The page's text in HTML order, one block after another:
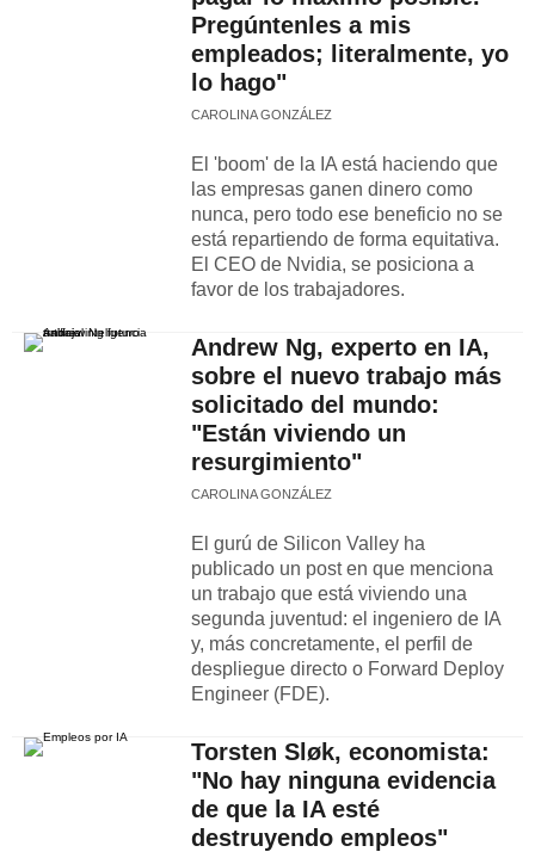
Pregúntenles a mis
empleados; literalmente, yo
lo hago"
CAROLINA GONZÁLEZ
El 'boom' de la IA está haciendo que
las empresas ganen dinero como
nunca, pero todo ese beneficio no se
está repartiendo de forma equitativa.
El CEO de Nvidia, se posiciona a
favor de los trabajadores.
Andrew Ng, experto en IA,
sobre el nuevo trabajo más
solicitado del mundo:
"Están viviendo un
resurgimiento"
CAROLINA GONZÁLEZ
El gurú de Silicon Valley ha
publicado un post en que menciona
un trabajo que está viviendo una
segunda juventud: el ingeniero de IA
y, más concretamente, el perfil de
despliegue directo o Forward Deploy
Engineer (FDE).
Torsten Sløk, economista:
"No hay ninguna evidencia
de que la IA esté
destruyendo empleos"